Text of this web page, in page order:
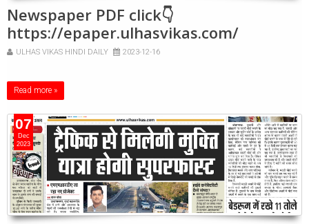
Newspaper PDF click👇
https://epaper.ulhasvikas.com/
ULHAS VIKAS HINDI DAILY 2023-12-16
Read more »
07
Dec
2023